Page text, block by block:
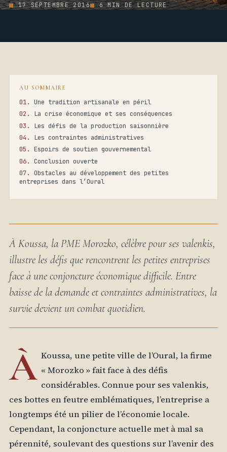
17 SEPTEMBRE 2016 6 MIN DE LECTURE
AU SOMMAIRE
Une tradition artisanale en péril
La crise économique et ses conséquences
Les défis de la production saisonnière
Les contraintes administratives
Espoirs de soutien gouvernemental
Conclusion ouverte
Obstacles au développement des petites
entreprises dans l’Oural
À Koussa, la PME Morozko, célèbre pour ses valenkis,
illustre les défis que rencontrent les petites entreprises
face à une conjoncture économique difficile. Entre
baisse de la demande et contraintes administratives, la
survie devient un combat quotidien.
À Koussa, une petite ville de l’Oural, la firme
« Morozko » fait face à des défis
considérables. Connue pour ses valenkis,
ces bottes en feutre emblématiques, l’entreprise a
longtemps été un pilier de l’économie locale.
Cependant, la conjoncture actuelle met à mal sa
pérennité, soulevant des questions sur l’avenir des